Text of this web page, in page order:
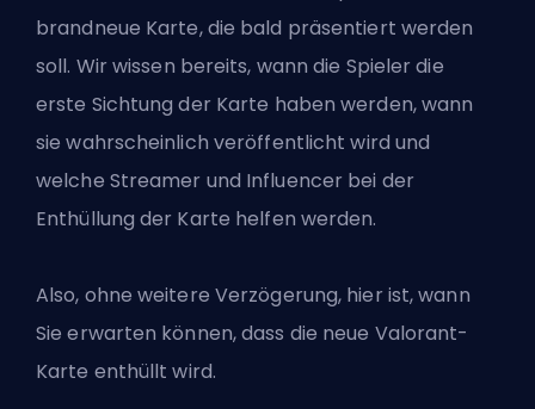
brandneue Karte, die bald präsentiert werden
soll. Wir wissen bereits, wann die Spieler die
erste Sichtung der Karte haben werden, wann
sie wahrscheinlich veröffentlicht wird und
welche Streamer und Influencer bei der
Enthüllung der Karte helfen werden.
Also, ohne weitere Verzögerung, hier ist, wann
Sie erwarten können, dass die neue Valorant-
Karte enthüllt wird.